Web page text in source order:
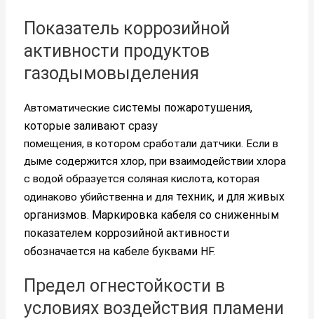
Показатель коррозийной
активности продуктов
газодымовыделения
Автоматические системы пожаротушения,
которые заливают сразу
помещения, в котором сработали датчики. Если в
дыме содержится хлор, при взаимодействии хлора
с водой образуется соляная кислота, которая
одинаково убийственна и для техник, и для живых
организмов. Маркировка кабеля со сниженным
показателем коррозийной активности
обозначается на кабеле буквами HF.
Предел огнестойкости в
условиях воздействия пламени